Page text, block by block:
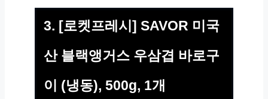
3. [로켓프레시] SAVOR 미국
산 블랙앵거스 우삼겹 바로구
이 (냉동), 500g, 1개